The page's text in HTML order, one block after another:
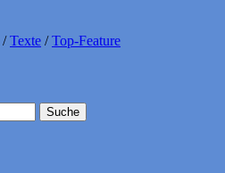
/Texte /Top-Feature